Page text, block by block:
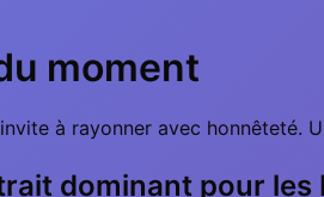
moment
à rayonner avec honnêteté.
dominant pour les